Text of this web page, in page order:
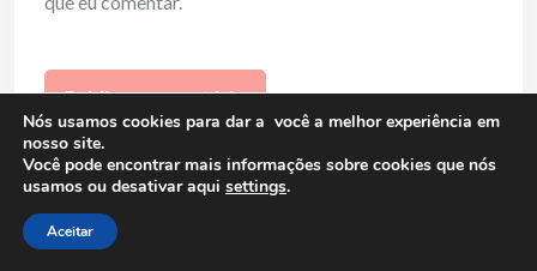
Related Post
Nós usamos cookies para dar a você a melhor experiência em
nosso site.
Você pode encontrar mais informações sobre cookies que nós
usamos ou desativar aqui settings.
Aceitar